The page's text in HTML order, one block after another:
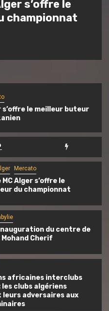
s’offre le meilleur buteur
du centre
Cherif
Mercato
Alger s’offre le
du championnat
du centre de
Cherif
africaines interclubs
clubs algériens
leurs adversaires aux